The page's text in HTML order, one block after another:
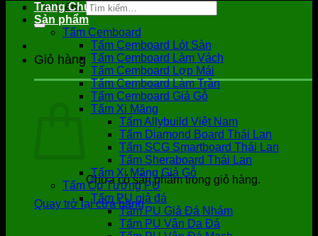
Tìm kiếm:
Giỏ hàng
Chưa có sản phẩm trong giỏ hàng.
Quay trở lại cửa hàng
Trang Chủ
Sản phẩm
Tấm Cemboard
Tấm Cemboard Lót Sàn
Tấm Cemboard Làm Vách
Tấm Cemboard Lợp Mái
Tấm Cemboard Làm Trần
Tấm Cemboard Giả Gỗ
Tấm Xi Măng
Tấm Allybuild Việt Nam
Tấm Diamond Board Thái Lan
Tấm SCG Smartboard Thái Lan
Tấm Sheraboard Thái Lan
Tấm Xi Măng Giả Gỗ
Tấm Ốp Tường PU
Tấm PU giả đá
Tấm PU Giả Đá Nhám
Tấm PU Vân Da Đá